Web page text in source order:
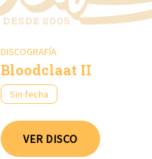
DISCOGRAFÍA
Bloodclaat II
Sin fecha
VER DISCO